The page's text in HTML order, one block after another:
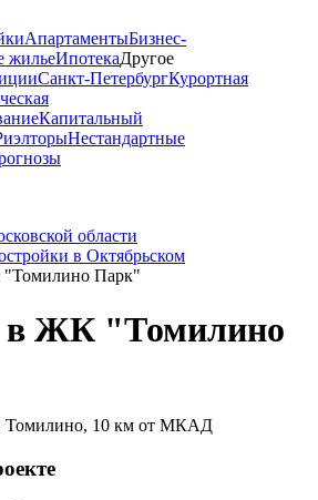
АпартаментыБизнес-
жильеИпотекаДругое
Санкт-ПетербургКурортная
Капитальный
Нестандартные
области
в Октябрьском
"Томилино Парк"
в ЖК "Томилино
Томилино, 10 км от МКАД